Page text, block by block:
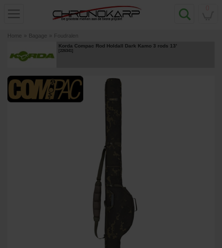
Home » Bagage » Foudralen
Korda Compac Rod Holdall Dark Kamo 3 rods 13'
[226341]